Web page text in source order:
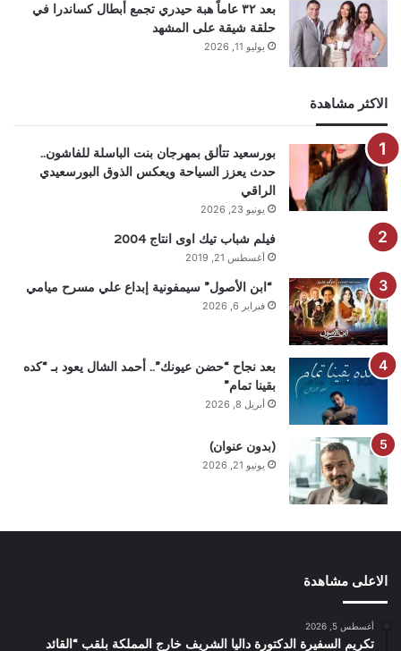
بعد ٣٢ عاماً هبة حيدري تجمع أبطال كساندرا في
حلقة شيقة على المشهد
يوليو 11, 2026
الاكثر مشاهدة
بورسعيد تتألق بمهرجان بنت الباسلة للفاشون..
حدث يعزز السياحة ويعكس الذوق البورسعيدي
الراقي
يونيو 23, 2026
فيلم شباب تيك اوى انتاج 2004
أغسطس 21, 2019
“ابن الأصول” سيمفونية إبداع علي مسرح ميامي
فبراير 6, 2026
بعد نجاح “حضن عيونك”.. أحمد الشال يعود بـ “كده
بقينا تمام”
أبريل 8, 2026
(بدون عنوان)
يونيو 21, 2026
الاعلى مشاهدة
أغسطس 5, 2026
تكريم السفيرة الدكتورة داليا الشريف خارج المملكة بلقب “القائد